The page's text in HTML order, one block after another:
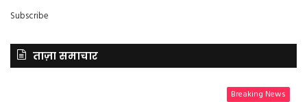
Subscribe
ताज़ा समाचार
Breaking News